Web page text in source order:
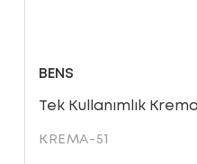
BENS
Tek Kullanımlık
KREMA-51